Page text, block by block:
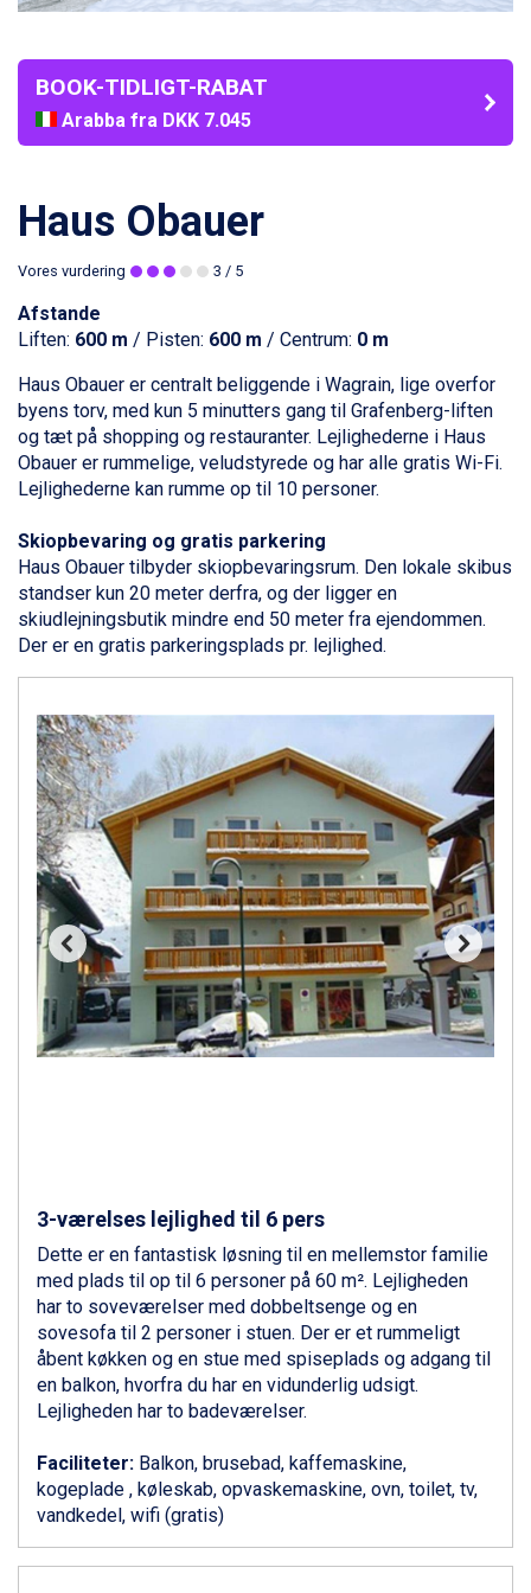
BOOK-TIDLIGT-RABAT
Arabba fra DKK 7.045
La Thuile fra DKK 4.595
Cervinia fra DKK 5.295
Saalbach fra DKK 5.945
Bad Hofgastein fra DKK 5.495
Passo Tonale fra DKK 3.795
Champoluc fra DKK 3.795
Sestriere fra DKK 4.395
Fieberbrunn fra DKK 6.145
Wagrain fra DKK 4.645
Ischgl fra DKK 7.095
St. Anton fra DKK 7.245
Zell am See fra DKK 4.095
Livigno fra DKK 4.145
Ponte di Legno fra DKK 4.745
Sauze dOulx fra DKK 4.045
Alleghe fra DKK 5.595
Bad Gastein fra DKK 4.195
Val Thorens fra DKK 5.395
Cervinia fra DKK 5.295
Saalbach fra DKK 5.945
Sölden fra DKK 8.445
Bad Hofgastein fra DKK 5.495
Passo Tonale fra DKK 3.795
Champoluc fra DKK 3.795
Sestriere fra DKK 4.395
Fieberbrunn fra DKK 6.145
Wagrain fra DKK 4.645
Ischgl fra DKK 7.095
St. Anton fra DKK 7.245
Zell am See fra DKK 4.095
Canazei fra DKK 4.745
Arabba fra DKK 7.045
La Thuile fra DKK 4.595
Val Thorens fra DKK 5.395
Cervinia fra DKK 5.295
Saalbach fra DKK 5.945
Sölden fra DKK 8.445
Bad Hofgastein fra DKK 5.495
Passo Tonale fra DKK 3.795
Champoluc fra DKK 3.795
Sestriere fra DKK 4.395
Fieberbrunn fra DKK 6.145
Wagrain fra DKK 4.645
Ischgl fra DKK 7.095
St. Anton fra DKK 7.245
Haus Obauer
Vores vurdering 3 / 5
Afstande
Liften: 600 m / Pisten: 600 m / Centrum: 0 m
Haus Obauer er centralt beliggende i Wagrain, lige overfor
byens torv, med kun 5 minutters gang til Grafenberg-liften
og tæt på shopping og restauranter. Lejlighederne i Haus
Obauer er rummelige, veludstyrede og har alle gratis Wi-Fi.
Lejlighederne kan rumme op til 10 personer.
Skiopbevaring og gratis parkering
Haus Obauer tilbyder skiopbevaringsrum. Den lokale skibus
standser kun 20 meter derfra, og der ligger en
skiudlejningsbutik mindre end 50 meter fra ejendommen.
Der er en gratis parkeringsplads pr. lejlighed.
3-værelses lejlighed til 6 pers
Dette er en fantastisk løsning til en mellemstor familie
med plads til op til 6 personer på 60 m². Lejligheden
har to soveværelser med dobbeltsenge og en
sovesofa til 2 personer i stuen. Der er et rummeligt
åbent køkken og en stue med spiseplads og adgang til
en balkon, hvorfra du har en vidunderlig udsigt.
Lejligheden har to badeværelser.
Faciliteter: Balkon, brusebad, kaffemaskine,
kogeplade , køleskab, opvaskemaskine, ovn, toilet, tv,
vandkedel, wifi (gratis)